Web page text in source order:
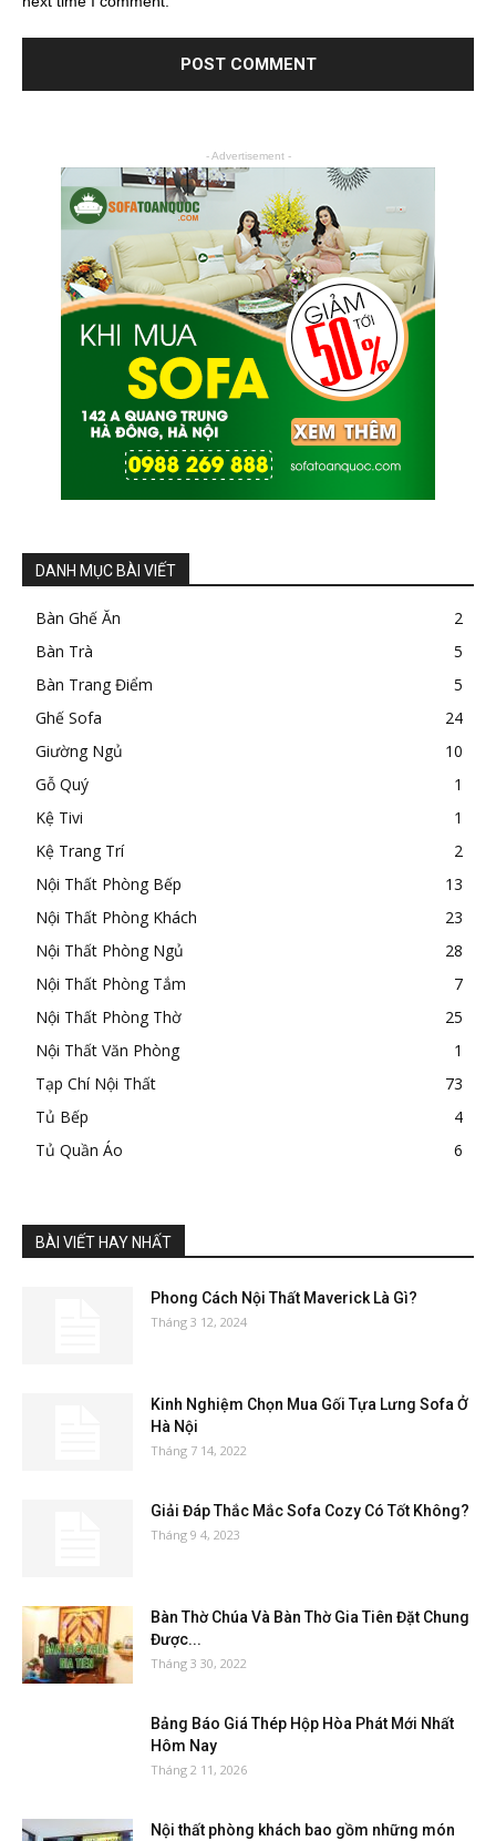
- Advertisement -
DANH MỤC BÀI VIẾT
Bàn Ghế Ăn
2
Bàn Trà
5
Bàn Trang Điểm
5
Ghế Sofa
24
Giường Ngủ
10
Gỗ Quý
1
Kệ Tivi
1
Kệ Trang Trí
2
Nội Thất Phòng Bếp
13
Nội Thất Phòng Khách
23
Nội Thất Phòng Ngủ
28
Nội Thất Phòng Tắm
7
Nội Thất Phòng Thờ
25
Nội Thất Văn Phòng
1
Tạp Chí Nội Thất
73
Tủ Bếp
4
Tủ Quần Áo
6
BÀI VIẾT HAY NHẤT
Phong Cách Nội Thất Maverick Là Gì?
Tháng 3 12, 2024
Kinh Nghiệm Chọn Mua Gối Tựa Lưng Sofa Ở
Hà Nội
Tháng 7 14, 2022
Giải Đáp Thắc Mắc Sofa Cozy Có Tốt Không?
Tháng 9 4, 2023
Bàn Thờ Chúa Và Bàn Thờ Gia Tiên Đặt Chung
Được...
Tháng 3 30, 2022
Bảng Báo Giá Thép Hộp Hòa Phát Mới Nhất
Hôm Nay
Tháng 2 11, 2026
Nội thất phòng khách bao gồm những món